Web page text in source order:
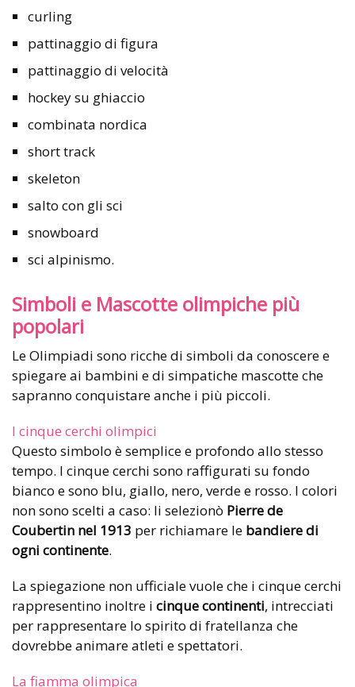
curling
pattinaggio di figura
pattinaggio di velocità
hockey su ghiaccio
combinata nordica
short track
skeleton
salto con gli sci
snowboard
sci alpinismo.
Simboli e Mascotte olimpiche più
popolari
Le Olimpiadi sono ricche di simboli da conoscere e
spiegare ai bambini e di simpatiche mascotte che
sapranno conquistare anche i più piccoli.
I cinque cerchi olimpici
Questo simbolo è semplice e profondo allo stesso
tempo. I cinque cerchi sono raffigurati su fondo
bianco e sono blu, giallo, nero, verde e rosso. I colori
non sono scelti a caso: li selezionò Pierre de
Coubertin nel 1913 per richiamare le bandiere di
ogni continente.
La spiegazione non ufficiale vuole che i cinque cerchi
rappresentino inoltre i cinque continenti, intrecciati
per rappresentare lo spirito di fratellanza che
dovrebbe animare atleti e spettatori.
La fiamma olimpica